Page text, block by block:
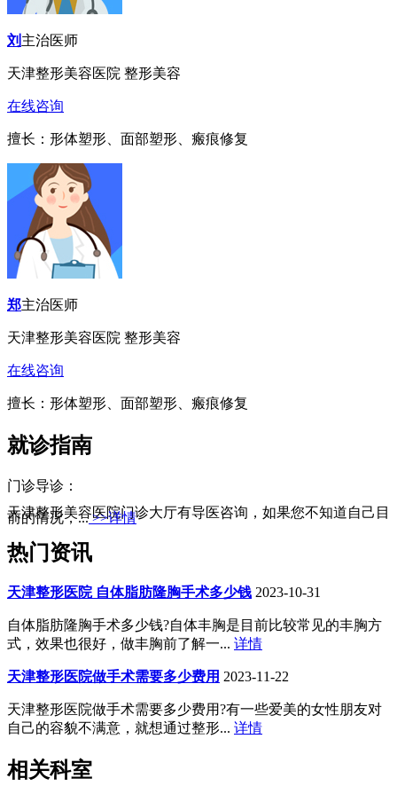
刘 主治医师
天津整形美容医院 整形美容
在线咨询
擅长：形体塑形、面部塑形、瘢痕修复
郑主治医师
天津整形美容医院 整形美容
在线咨询
擅长：形体塑形、面部塑形、瘢痕修复
就诊指南
门诊导诊：
天津整形美容医院门诊大厅有导医咨询，如果您不知道自己目
前的情况，...>>详情
热门资讯
天津整形医院 自体脂肪隆胸手术多少钱 2023-10-31
自体脂肪隆胸手术多少钱?自体丰胸是目前比较常见的丰胸方
式，效果也很好，做丰胸前了解一... 详情
天津整形医院做手术需要多少费用 2023-11-22
天津整形医院做手术需要多少费用?有一些爱美的女性朋友对
自己的容貌不满意，就想通过整形... 详情
相关科室